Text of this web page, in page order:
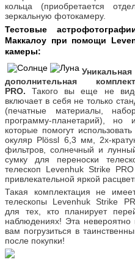
кольца (приобретается
зеркальную фотокамеру.
Тестовые
Маккалоу при помощи
камеры:
дополнительная
PRO. Такого вы еще не
включает в себя не только
(печатные материалы,
программу-планетарий), но
которые помогут
окуляр Plössl 6,3 мм, 2х-
фильтров, солнечный и
сумку для переноски
телескоп Levenhuk Strike
привлекательной яркой
Такая комплектация не
телескопы Levenhuk Strike
для тех, кто планирует
наблюдениях! Эта невероятно
вам погрузиться в
после покупки!